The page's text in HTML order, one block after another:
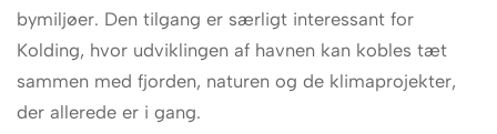
bymiljøer. Den tilgang er særligt interessant for
Kolding, hvor udviklingen af havnen kan kobles tæt
sammen med fjorden, naturen og de klimaprojekter,
der allerede er i gang.